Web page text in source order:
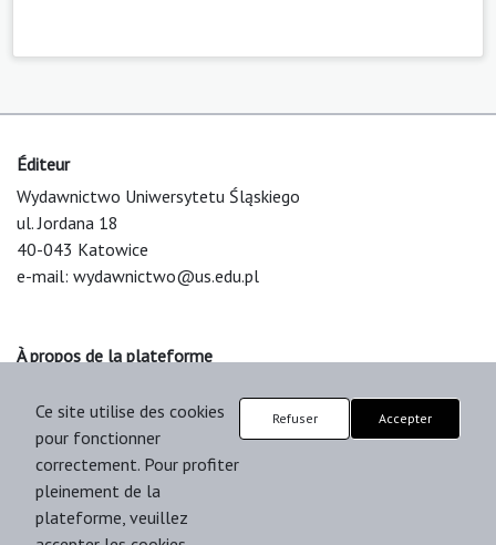
Éditeur
Wydawnictwo Uniwersytetu Śląskiego
ul. Jordana 18
40-043 Katowice
e-mail: wydawnictwo@us.edu.pl
À propos de la plateforme
Support & Customization by LIBCOM
Platform & Workflow by OJS/PKP
Ce site utilise des cookies
pour fonctionner
correctement. Pour profiter
pleinement de la
plateforme, veuillez
Refuser Accepter